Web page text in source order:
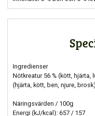
Ingredienser
Nötkreatur 56 % (kött, hjärta,
(hjärta, kött, ben, njure,
Näringsvärden / 100g
Energi (kJ/kcal): 657 / 157